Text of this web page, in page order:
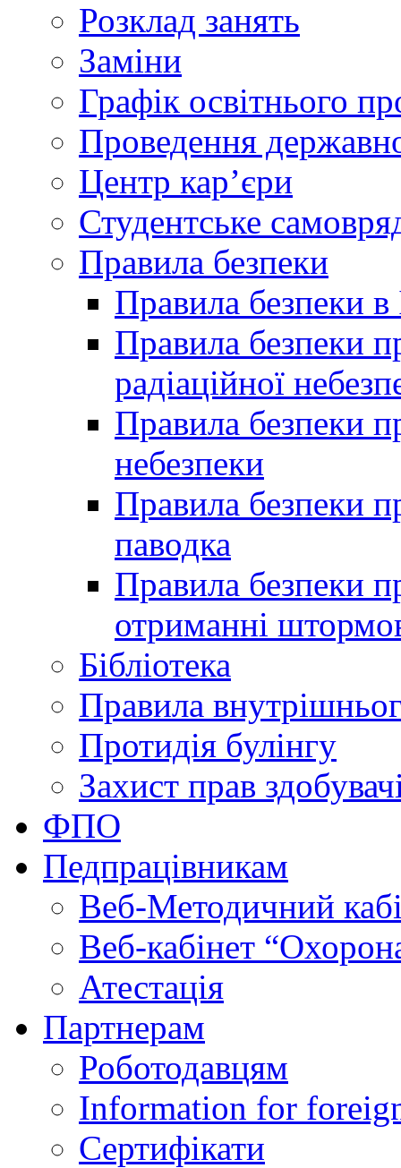
Розклад занять
Заміни
Графік освітнього
Проведення
Центр кар’єри
Студентське
Правила безпеки
Правила безпеки в
Правила безпеки
радіаційної
Правила безпеки
небезпеки
Правила безпеки
паводка
Правила безпеки
отриманні
Бібліотека
Правила
Протидія булінгу
Захист прав
ФПО
Педпрацівникам
Веб-Методичний
Веб-кабінет
Атестація
Партнерам
Роботодавцям
Information for
Сертифікати